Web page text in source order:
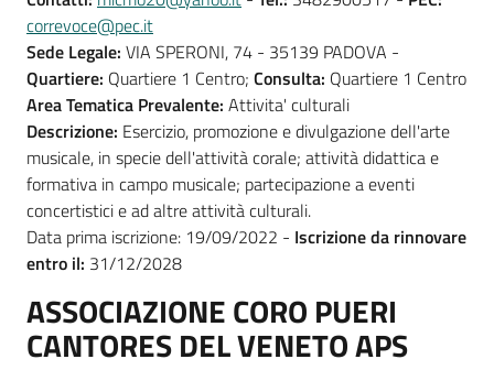
correvoce@pec.it
Sede Legale: VIA SPERONI, 74 - 35139 PADOVA -
Quartiere: Quartiere 1 Centro; Consulta: Quartiere 1 Centro
Area Tematica Prevalente: Attivita' culturali
Descrizione: Esercizio, promozione e divulgazione dell'arte
musicale, in specie dell'attività corale; attività didattica e
formativa in campo musicale; partecipazione a eventi
concertistici e ad altre attività culturali.
Data prima iscrizione: 19/09/2022 - Iscrizione da rinnovare
entro il: 31/12/2028
ASSOCIAZIONE CORO PUERI
CANTORES DEL VENETO APS